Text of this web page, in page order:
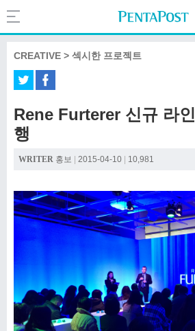
COMPANY
Search
PentaPost.net
CREATIVE > 섹시한 프로젝트
Rene Furterer 신규 라
행
WRITER 홍보 2015-04-10 10,981